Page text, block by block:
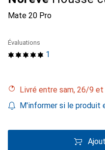
Mate 20 Pro
1
Évaluations
Livré entre sam, 26/9
M'informer si le produit